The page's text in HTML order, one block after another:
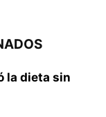
la dieta sin